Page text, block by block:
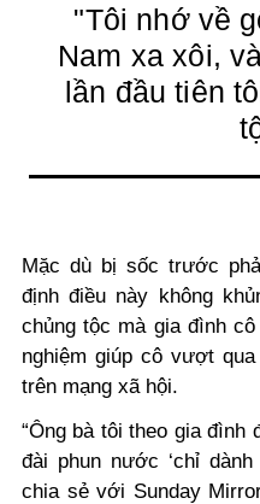
"Tôi nhớ về
Nam xa xôi,
lần đầu tiên
Mặc dù bị sốc trước
định điều này không
chủng tộc mà gia đình
nghiệm giúp cô vượt
trên mạng xã hội.
“Ông bà tôi theo gia đình
đài phun nước ‘chỉ
chia sẻ với Sunday